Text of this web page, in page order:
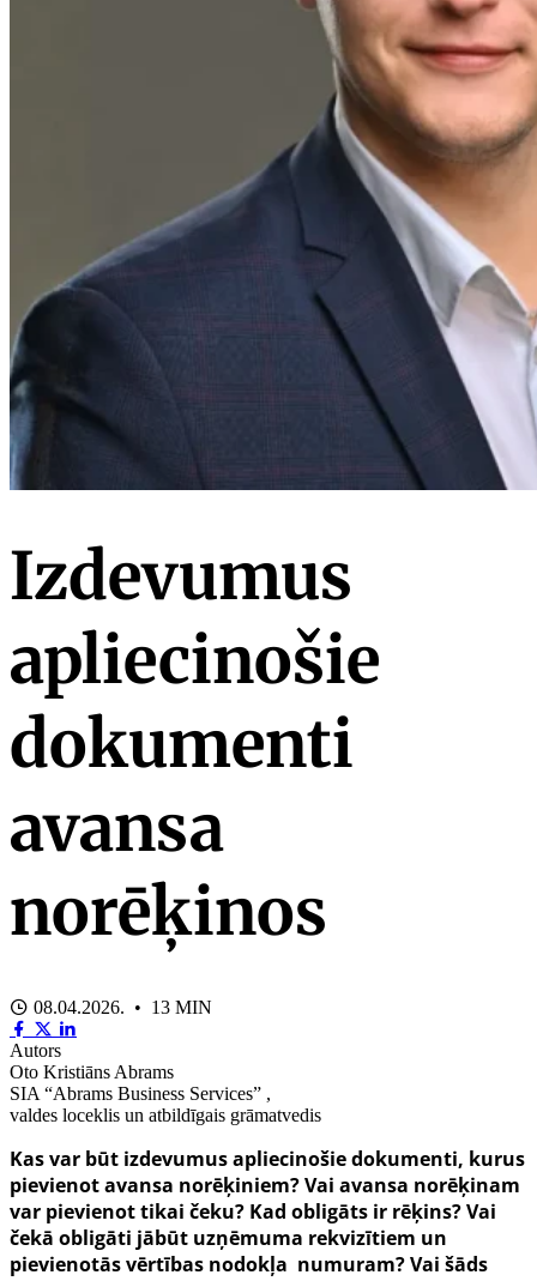
Izdevumus
apliecinošie
dokumenti
avansa
norēķinos
08.04.2026. • 13 MIN
Autors
Oto Kristiāns Abrams
SIA “Abrams Business Services” ,
valdes loceklis un atbildīgais grāmatvedis
Kas var būt izdevumus apliecinošie dokumenti, kurus
pievienot avansa norēķiniem? Vai avansa norēķinam
var pievienot tikai čeku? Kad obligāts ir rēķins? Vai
čekā obligāti jābūt uzņēmuma rekvizītiem un
pievienotās vērtības nodokļa numuram? Vai šāds